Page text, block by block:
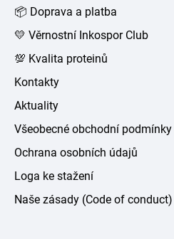
📦 Doprava a platba
💛 Věrnostní Inkospor Club
💯 Kvalita proteinů
Kontakty
Aktuality
Všeobecné obchodní podmínky
Ochrana osobních údajů
Loga ke stažení
Naše zásady (Code of conduct)